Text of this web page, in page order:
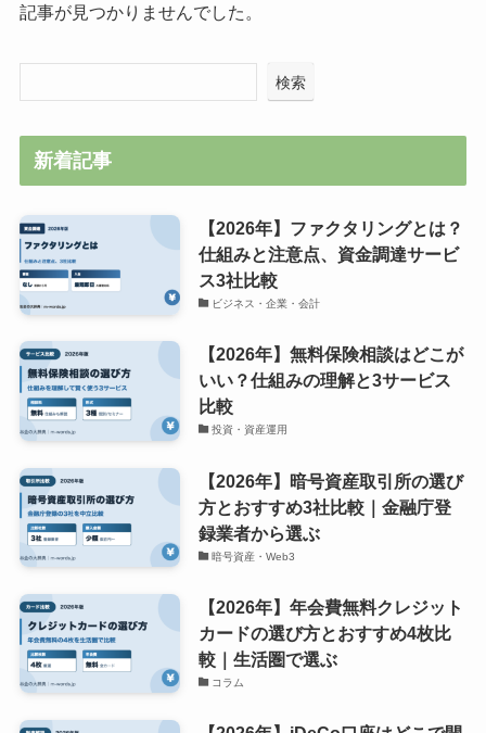
記事が見つかりませんでした。
検索
新着記事
【2026年】ファクタリングとは？
仕組みと注意点、資金調達サービ
ス3社比較
ビジネス・企業・会計
【2026年】無料保険相談はどこが
いい？仕組みの理解と3サービス
比較
投資・資産運用
【2026年】暗号資産取引所の選び
方とおすすめ3社比較｜金融庁登
録業者から選ぶ
暗号資産・Web3
【2026年】年会費無料クレジット
カードの選び方とおすすめ4枚比
較｜生活圏で選ぶ
コラム